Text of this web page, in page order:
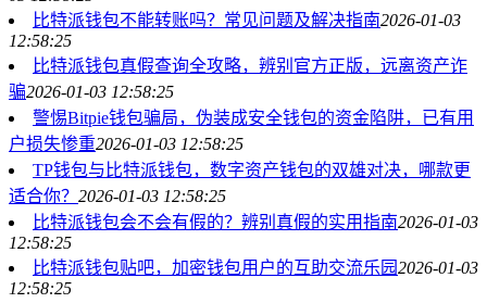
比特派钱包不能转账吗？常见问题及解决指南2026-01-03
12:58:25
比特派钱包真假查询全攻略，辨别官方正版，远离资产诈
骗2026-01-03 12:58:25
警惕Bitpie钱包骗局，伪装成安全钱包的资金陷阱，已有用
户损失惨重2026-01-03 12:58:25
TP钱包与比特派钱包，数字资产钱包的双雄对决，哪款更
适合你？ 2026-01-03 12:58:25
比特派钱包会不会有假的？辨别真假的实用指南2026-01-03
12:58:25
比特派钱包贴吧，加密钱包用户的互助交流乐园2026-01-03
12:58:25